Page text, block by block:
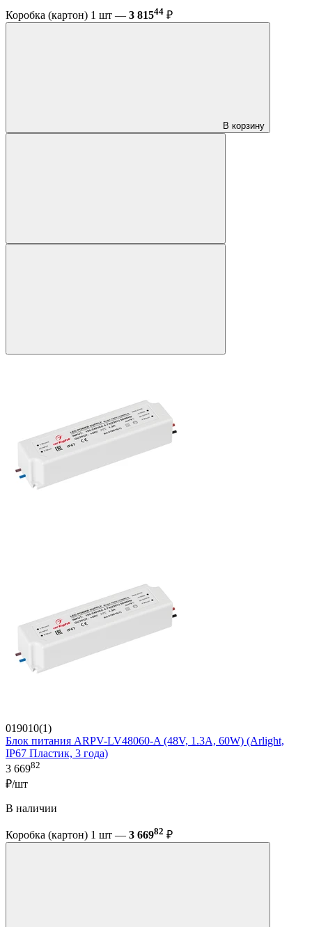
Коробка (картон) 1 шт — 3 81544 ₽
В корзину
019010(1)
Блок питания ARPV-LV48060-A (48V, 1.3A, 60W) (Arlight,
IP67 Пластик, 3 года)
3 66982
₽/шт
В наличии
Коробка (картон) 1 шт — 3 66982 ₽